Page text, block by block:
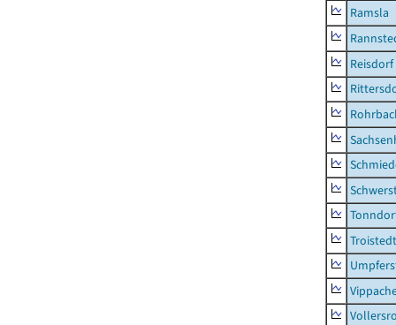
Ramsla
Reisdorf
Troistedt